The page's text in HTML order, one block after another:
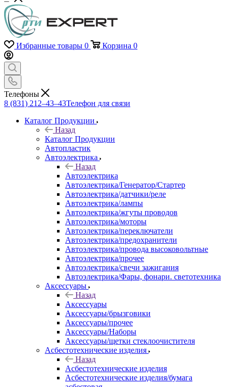
Избранные товары 0 Корзина 0
Телефоны
8 (831) 212–43–43Телефон для связи
Каталог Продукции
Назад
Каталог Продукции
Автопластик
Автоэлектрика
Назад
Автоэлектрика
Автоэлектрика/Генератор/Стартер
Автоэлектрика/датчики/реле
Автоэлектрика/лампы
Автоэлектрика/жгуты проводов
Автоэлектрика/моторы
Автоэлектрика/переключатели
Автоэлектрика/предохранители
Автоэлектрика/провода высоковольтные
Автоэлектрика/прочее
Автоэлектрика/свечи зажигания
Автоэлектрика/Фары, фонари. светотехника
Аксессуары
Назад
Аксессуары
Аксессуары/брызговики
Аксессуары/прочее
Аксессуары/Наборы
Аксессуары/щетки стеклоочистителя
Асбестотехнические изделия
Назад
Асбестотехнические изделия
Асбестотехнические изделия/бумага